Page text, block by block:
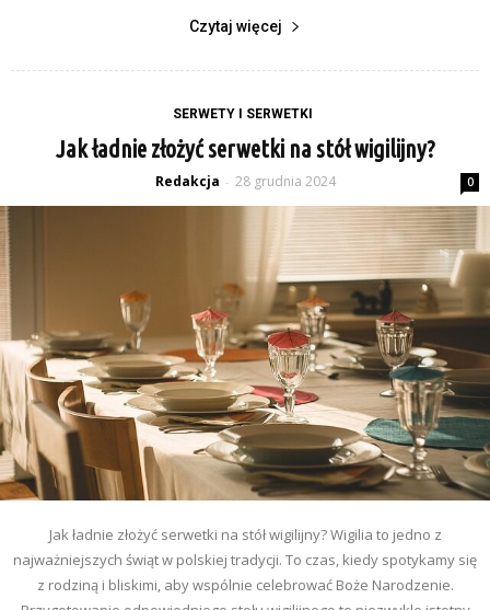
Czytaj więcej
SERWETY I SERWETKI
Jak ładnie złożyć serwetki na stół wigilijny?
Redakcja - 28 grudnia 2024 0
Jak ładnie złożyć serwetki na stół wigilijny? Wigilia to jedno z
najważniejszych świąt w polskiej tradycji. To czas, kiedy spotykamy się
z rodziną i bliskimi, aby wspólnie celebrować Boże Narodzenie.